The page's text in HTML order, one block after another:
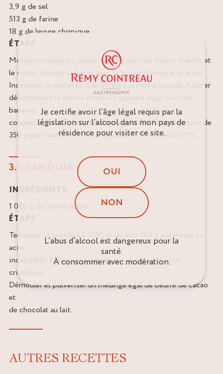
3,9 g de sel
513 g de farine
18 g de levure chimique
ÉTAPE
Monter au ruban les jaunes d’œufs avec les blancs d’œufs et
le sucre. Tamiser la farine avec la levure chimique et le sel.
Incorporer le mélange d’œufs, puis la crème liquide. Ajouter
délicatement le beurre fondu à l’appareil léger, puis les
bananes
coupées. Répartir dans des moules de 13 x 13 cm, à raison de
350 g par moule. Faire cuire pendant 33 minutes à 165°C.
3. GIANDUJA
INGRÉDIENTS
1 080 g de gianduja lait
ÉTAPE
Tempérer le gianduja à 33°C et répartir 180 g par moule en
acier
inoxydable. Enfoncer le gâteau par-dessus et laisser
cristalliser.
Démouler et pulvériser un mélange égal de beurre de cacao
et
de chocolat au lait.
AUTRES RECETTES
Je certifie avoir l’âge légal requis par la
législation sur l’alcool dans mon pays de
résidence pour visiter ce site.
OUI
NON
L’abus d’alcool est dangereux pour la
santé.
À consommer avec modération.